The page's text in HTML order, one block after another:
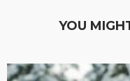
YOU